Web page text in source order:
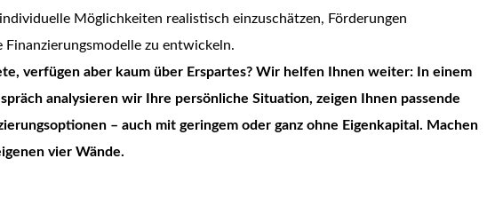
Möglichkeiten realistisch einzuschätzen, Förderungen
zu entwickeln.
verfügen aber kaum über Erspartes? Wir helfen Ihnen weiter: In einem
analysieren wir Ihre persönliche Situation, zeigen Ihnen passende
– auch mit geringem oder ganz ohne Eigenkapital. Machen
vier Wände.